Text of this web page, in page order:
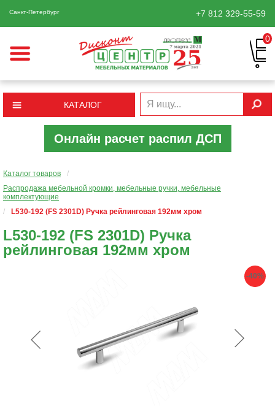
Санкт-Петербург +7 812 329-55-59
0
КАТАЛОГ
Онлайн расчет распил ДСП
Каталог товаров
/
Распродажа мебельной кромки, мебельные ручки, мебельные
комплектующие
/
L530-192 (FS 2301D) Ручка рейлинговая 192мм хром
L530-192 (FS 2301D) Ручка
рейлинговая 192мм хром
-40%